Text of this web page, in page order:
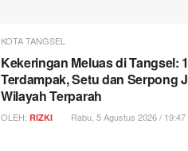
KOTA TANGSEL
Kekeringan Meluas di Tangsel:
Terdampak, Setu dan Serpong
Wilayah Terparah
OLEH: RIZKI Rabu, 5 Agustus 2026 / 19:47